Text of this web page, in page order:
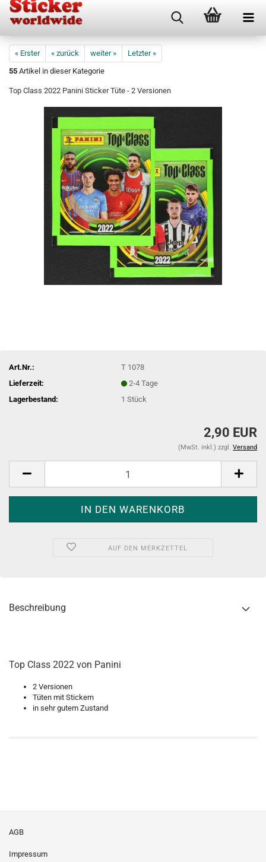
« Erster « zurück weiter »
Letzter »
55 Artikel in dieser Kategorie
Top Class 2022 Panini Sticker Tüte - 2 Versionen
Art.Nr.:
T 1078
Lieferzeit:
2-4 Tage
Lagerbestand:
1Stück
2,90 EUR
(MwSt. inkl.) zzgl. Versand
AUF DEN MERKZETTEL
Beschreibung
Top Class 2022 von Panini
2 Versionen
Tüten mit Stickern
in sehr gutem Zustand
AGB
Impressum